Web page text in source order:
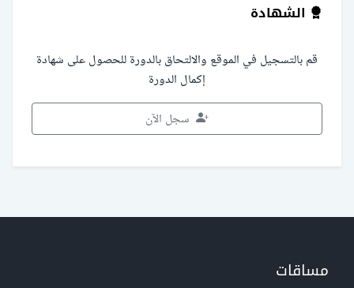
الشهادة
قم بالتسجيل في الموقع والالتحاق بالدورة للحصول على شهادة
إكمال الدورة
سجل الآن
مساقات